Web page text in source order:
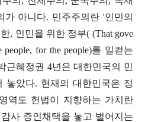
가 아니다. 민주주의란'인민의
, 인민을 위한 정부( (That gove
people, for the people)를 일컫는
근혜정권 4년은 대한민국의 민
놓았다. 현재의 대한민국은 정
역도 헌법이 지향하는 가치란
사 증인채택을 놓고 벌어지는